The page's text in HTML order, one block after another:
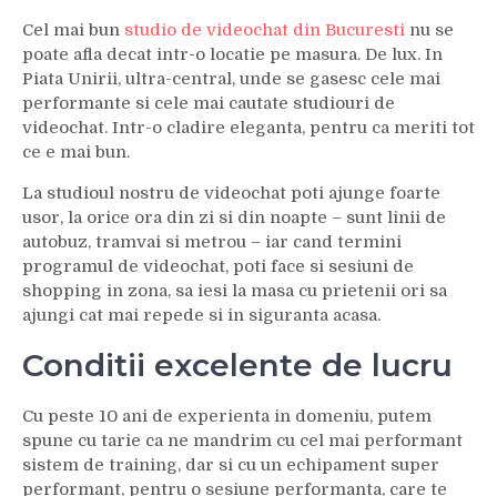
Cel mai bun studio de videochat din Bucuresti nu se
poate afla decat intr-o locatie pe masura. De lux. In
Piata Unirii, ultra-central, unde se gasesc cele mai
performante si cele mai cautate studiouri de
videochat. Intr-o cladire eleganta, pentru ca meriti tot
ce e mai bun.
La studioul nostru de videochat poti ajunge foarte
usor, la orice ora din zi si din noapte – sunt linii de
autobuz, tramvai si metrou – iar cand termini
programul de videochat, poti face si sesiuni de
shopping in zona, sa iesi la masa cu prietenii ori sa
ajungi cat mai repede si in siguranta acasa.
Conditii excelente de lucru
Cu peste 10 ani de experienta in domeniu, putem
spune cu tarie ca ne mandrim cu cel mai performant
sistem de training, dar si cu un echipament super
performant, pentru o sesiune performanta, care te